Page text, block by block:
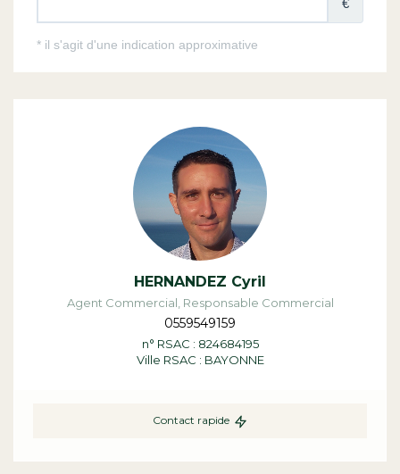
HERNANDEZ Cyril
Agent Commercial, Responsable Commercial
0559549159
n° RSAC : 824684195
Ville RSAC : BAYONNE
Contact rapide